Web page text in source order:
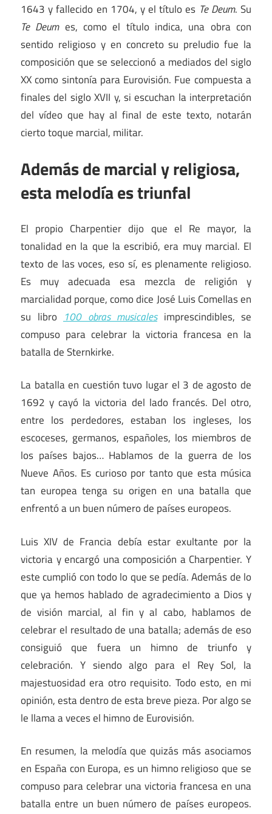
1643 y fallecido en 1704, y el título es Te Deum. Su
Te Deumes, como el título indica, una obra con
sentido religioso y en concreto su preludio fue la
composición que se seleccionó a mediados del siglo
XX como sintonía para Eurovisión. Fue compuesta a
finales del siglo XVII y, si escuchan la interpretación
del vídeo que hay al final de este texto, notarán
cierto toque marcial, militar.
Además de marcial y religiosa,
esta melodía es triunfal
El propio Charpentier dijo que el Re mayor, la
tonalidad en la que la escribió, era muy marcial. El
texto de las voces, eso sí, es plenamente religioso.
Es muy adecuada esa mezcla de religión y
marcialidad porque, como dice José Luis Comellas en
su libro 100 obras musicalesimprescindibles, se
compuso para celebrar la victoria francesa en la
batalla de Sternkirke.
La batalla en cuestión tuvo lugar el 3 de agosto de
1692 y cayó la victoria del lado francés. Del otro,
entre los perdedores, estaban los ingleses, los
escoceses, germanos, españoles, los miembros de
los países bajos… Hablamos de la guerra de los
Nueve Años. Es curioso por tanto que esta música
tan europea tenga su origen en una batalla que
enfrentó a un buen número de países europeos.
Luis XIV de Francia debía estar exultante por la
victoria y encargó una composición a Charpentier. Y
este cumplió con todo lo que se pedía. Además de lo
que ya hemos hablado de agradecimiento a Dios y
de visión marcial, al fin y al cabo, hablamos de
celebrar el resultado de una batalla; además de eso
consiguió que fuera un himno de triunfo y
celebración. Y siendo algo para el Rey Sol, la
majestuosidad era otro requisito. Todo esto, en mi
opinión, esta dentro de esta breve pieza. Por algo se
le llama a veces el himno de Eurovisión.
En resumen, la melodía que quizás más asociamos
en España con Europa, es un himno religioso que se
compuso para celebrar una victoria francesa en una
batalla entre un buen número de países europeos.